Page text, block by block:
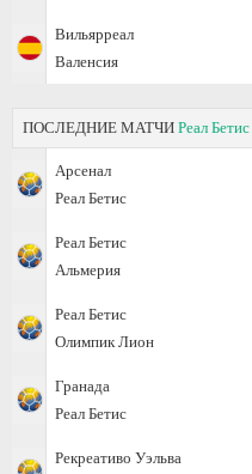
Вильярреал
Валенсия
ПОСЛЕДНИЕ МАТЧИ Реал Бетис
Арсенал
Реал Бетис
Реал Бетис
Альмерия
Реал Бетис
Олимпик Лион
Гранада
Реал Бетис
Рекреативо Уэльва